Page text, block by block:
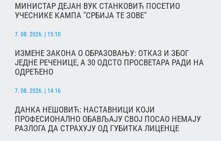
МИНИСТАР ДЕЈАН ВУК СТАНКОВИЋ ПОСЕТИО
УЧЕСНИКЕ КАМПА "СРБИЈА ТЕ ЗОВЕ"
7. 08. 2026. | 15:10
ИЗМЕНЕ ЗАКОНА О ОБРАЗОВАЊУ: ОТКАЗ И ЗБОГ
ЈЕДНЕ РЕЧЕНИЦЕ, А 30 ОДСТО ПРОСВЕТАРА РАДИ НА
ОДРЕЂЕНО
7. 08. 2026. | 14:16
ДАНКА НЕШОВИЋ: НАСТАВНИЦИ КОЈИ
ПРОФЕСИОНАЛНО ОБАВЉАЈУ СВОЈ ПОСАО НЕМАЈУ
РАЗЛОГА ДА СТРАХУЈУ ОД ГУБИТКА ЛИЦЕНЦЕ